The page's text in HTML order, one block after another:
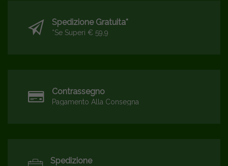
Spedizione Gratuita*
*se Superi € 59,9
Contrassegno
Pagamento Alla Consegna
Spedizione